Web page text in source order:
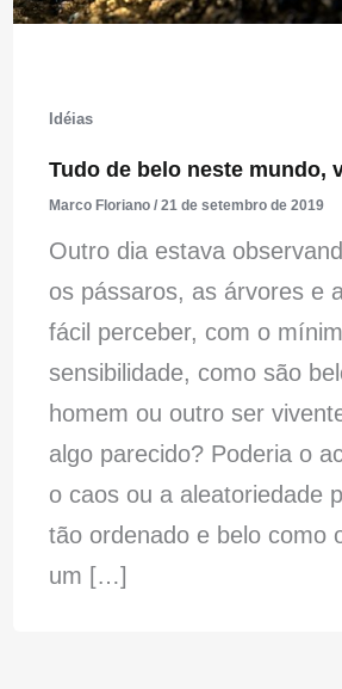
Idéias
Tudo de belo neste mundo,
Marco Floriano / 21 de setembro de 2019
Outro dia estava
os pássaros, as árvores e
fácil perceber, com o
sensibilidade, como são
homem ou outro ser
algo parecido? Poderia o
o caos ou a aleatoriedade
tão ordenado e belo como
um […]